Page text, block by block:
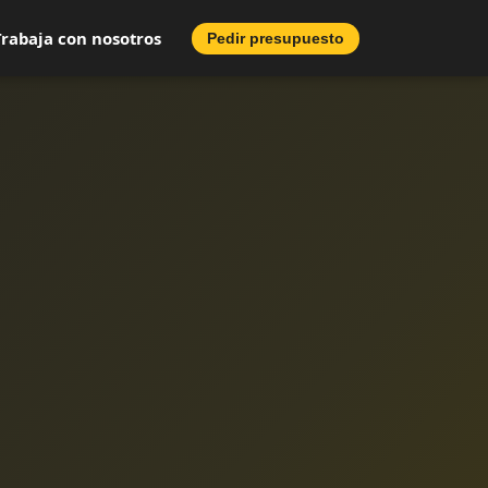
con nosotros Pedir presupuesto